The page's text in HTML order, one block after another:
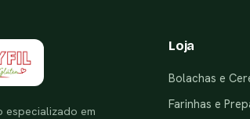
especializado em
Loja
Bolachas e
Farinhas e